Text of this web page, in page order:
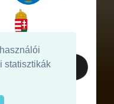
statisztikák